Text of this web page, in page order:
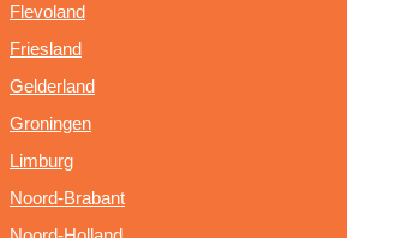
Flevoland
Friesland
Gelderland
Groningen
Limburg
Noord-Brabant